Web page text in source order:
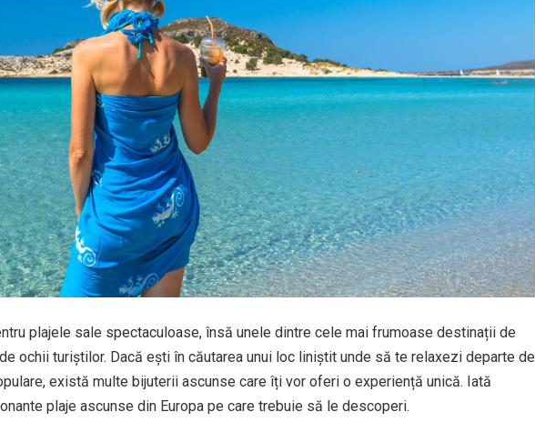
plajele sale spectaculoase, însă unele dintre cele mai frumoase destinații de
ochii turiștilor. Dacă ești în căutarea unui loc liniștit unde să te relaxezi departe de
există multe bijuterii ascunse care îți vor oferi o experiență unică. Iată
plaje ascunse din Europa pe care trebuie să le descoperi.